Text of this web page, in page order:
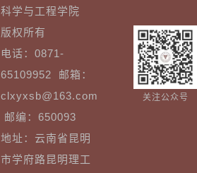
科学与工程学院
版权所有
电话：0871-
65109952 邮箱：
clxyxsb@163.com
邮编：650093
地址：云南省昆明
市学府路昆明理工
关注公众号